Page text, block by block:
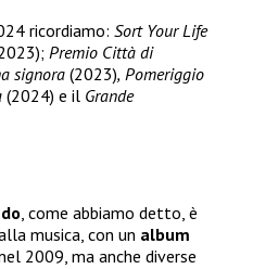
ricordiamo: Sort Your Life
Premio Città di
signora (2023), Pomeriggio
(2024) e il Grande
, come abbiamo detto, è
musica, con un album
2009, ma anche diverse